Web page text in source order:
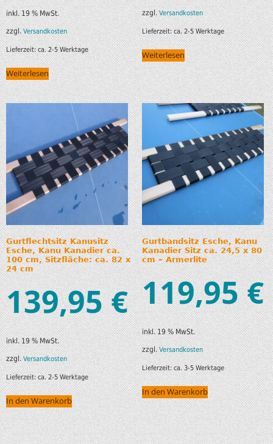
inkl. 19 % MwSt.
zzgl.Versandkosten
Lieferzeit:ca. 2-5 Werktage
Weiterlesen
zzgl.Versandkosten
Lieferzeit:ca. 2-5 Werktage
Weiterlesen
Gurtflechtsitz Kanusitz
Esche, Kanu Kanadier ca.
100 cm, Sitzfläche: ca. 82 x
24 cm
139,95€
inkl. 19 % MwSt.
zzgl.Versandkosten
Lieferzeit:ca. 2-5 Werktage
In den Warenkorb
Gurtbandsitz Esche, Kanu
Kanadier Sitz ca. 24,5 x 80
cm – Armerlite
119,95€
inkl. 19 % MwSt.
zzgl.Versandkosten
Lieferzeit:ca. 3-5 Werktage
In den Warenkorb